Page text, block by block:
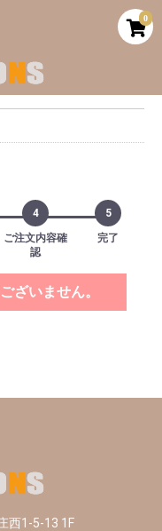
0
4
ご注文内容確
認
5
完了
ざいません。
西1-5-13 1F